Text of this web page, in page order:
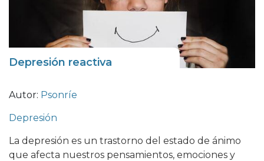
Depresión reactiva
Autor: Psonríe
Depresión
La depresión es un trastorno del estado de ánimo
que afecta nuestros pensamientos, emociones y